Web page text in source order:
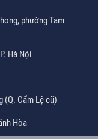
phường Tam
Hà Nội
(Q. Cẩm Lệ cũ)
Hòa